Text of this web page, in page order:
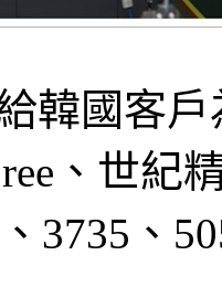
韓國客
、世紀
3735、